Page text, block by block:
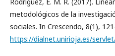
metodológicos de la
sociales. In Crescendo, 8(1),
https://dialnet.unirioja.es/